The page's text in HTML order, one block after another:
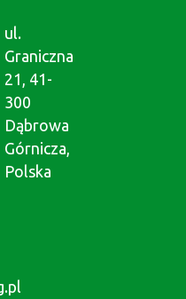
ul.
Graniczna
21, 41-
300
Dąbrowa
Górnicza,
Polska